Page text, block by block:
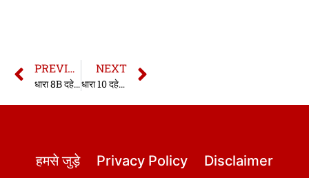
PREVIOUS
धारा 8B दहेज प्रतिषेध अधिनियम | 8B Dowry Prohibition Act in hindi
NEXT
धारा 10 दहेज प्रतिषेध अधिनियम | 10 Dowry Prohibition Act in hindi
हमसे जुड़े Privacy Policy Disclaimer